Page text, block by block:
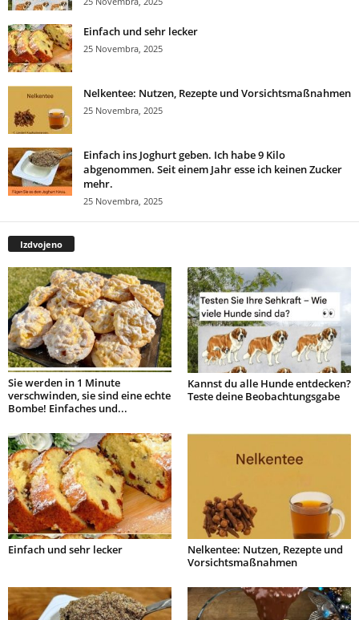
Einfach und sehr lecker
25 Novembra, 2025
Nelkentee: Nutzen, Rezepte und Vorsichtsmaßnahmen
25 Novembra, 2025
Einfach ins Joghurt geben. Ich habe 9 Kilo
abgenommen. Seit einem Jahr esse ich keinen Zucker
mehr.
25 Novembra, 2025
Izdvojeno
Sie werden in 1 Minute
verschwinden, sie sind eine echte
Bombe! Einfaches und...
Kannst du alle Hunde entdecken?
Teste deine Beobachtungsgabe
Einfach und sehr lecker
Nelkentee: Nutzen, Rezepte und
Vorsichtsmaßnahmen